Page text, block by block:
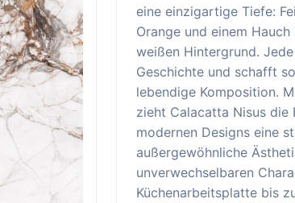
eine einzigartige Tiefe:
Orange und einem
weißen Hintergrund.
Geschichte und schafft
lebendige Komposition.
zieht Calacatta Nisus die
modernen Designs eine
außergewöhnliche
unverwechselbaren
Küchenarbeitsplatte bis